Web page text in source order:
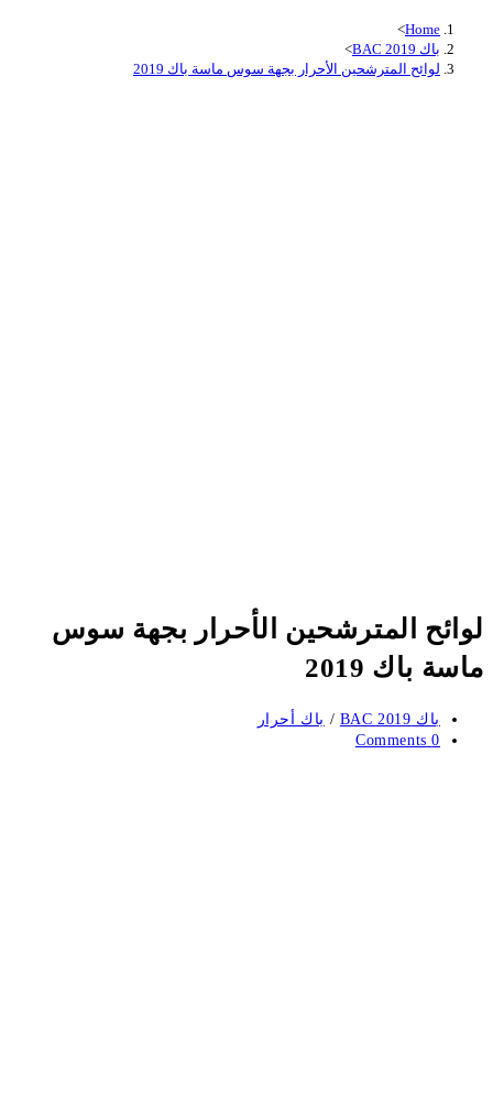
Home
>
باك BAC 2019
>
لوائح المترشحين الأحرار بجهة سوس ماسة باك 2019
لوائح المترشحين الأحرار بجهة سوس
ماسة باك 2019
Post
category:
باك BAC 2019 / باك أحرار
Post
0 Comments